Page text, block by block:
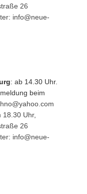
26
info@neue-
: ab 14.30 Uhr.
beim
18.30 Uhr,
26
info@neue-